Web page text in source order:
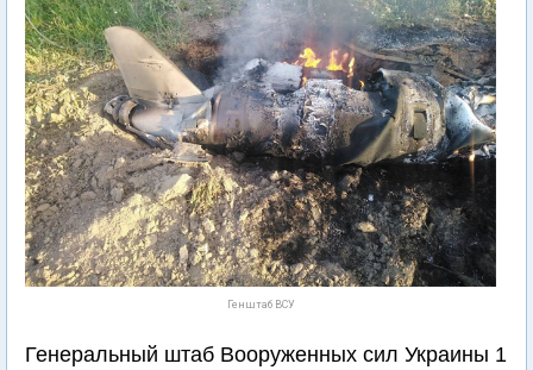
Генштаб ВСУ
Генеральный штаб Вооруженных сил Украины 1